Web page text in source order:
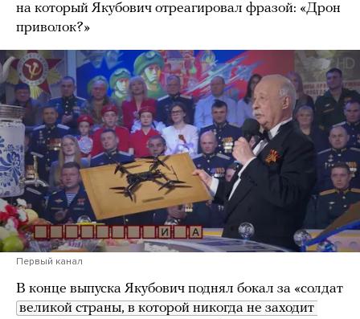
на который Якубович отреагировал фразой: «Дрон
приволок?»
Первый канал
В конце выпуска Якубович поднял бокал за «солдат
великой страны, в которой никогда не заходит